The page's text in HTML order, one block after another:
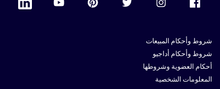
شروط وأحكام المبيعات
شروط وأحكام أداجيو
أحكام العضوية وشروطها
المعلومات الشخصية